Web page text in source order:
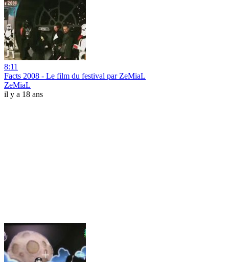
8:11
Facts 2008 - Le film du festival par ZeMiaL
ZeMiaL
il y a 18 ans